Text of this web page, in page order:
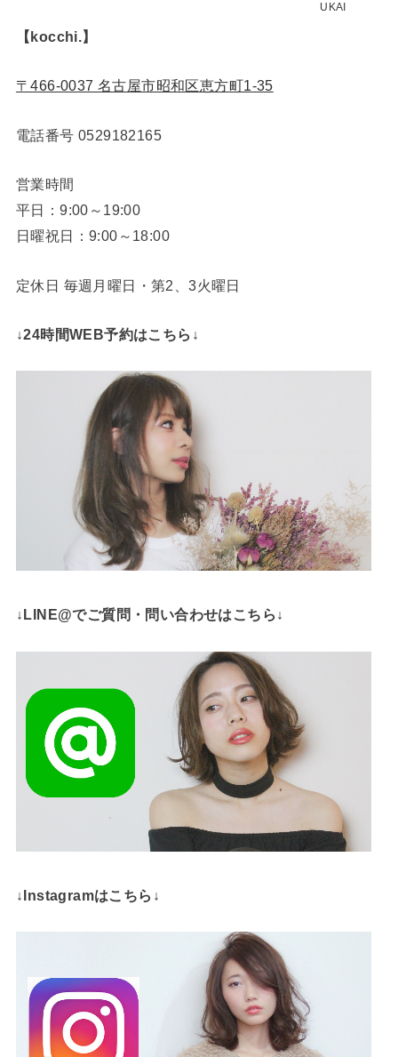
UKAI
【kocchi.】
〒466-0037 名古屋市昭和区恵方町1-35
電話番号 0529182165
営業時間
平日：9:00～19:00
日曜祝日：9:00～18:00
定休日 毎週月曜日・第2、3火曜日
↓24時間WEB予約はこちら↓
↓LINE@でご質問・問い合わせはこちら↓
↓Instagramはこちら↓